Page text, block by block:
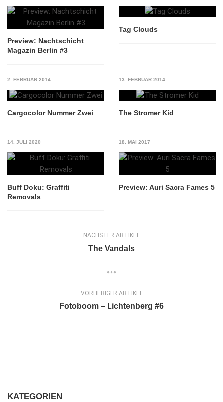
Preview: Nachtschicht
Magazin Berlin #3
Tag Clouds
2. FEBRUAR 2014
Cargocolor Nummer Zwei
13. FEBRUAR 2014
The Stromer Kid
14. JULI 2020
Buff Doku: Graffiti
Removals
18. MAI 2017
Preview: Auri Sacra Fames 5
NÄCHSTER ARTIKEL
The Vandals
VORHERIGER ARTIKEL
Fotoboom – Lichtenberg #6
KATEGORIEN